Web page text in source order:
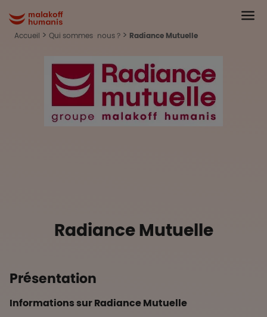
Malakoff Humanis Accueil
Accueil Qui sommes-nous ? Radiance Mutuelle
Radiance Mutuelle
Présentation
Informations sur Radiance Mutuelle